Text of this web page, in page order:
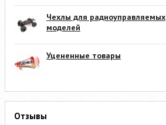
Чехлы для радиоуправляемых
моделей
Уцененные товары
Отзывы